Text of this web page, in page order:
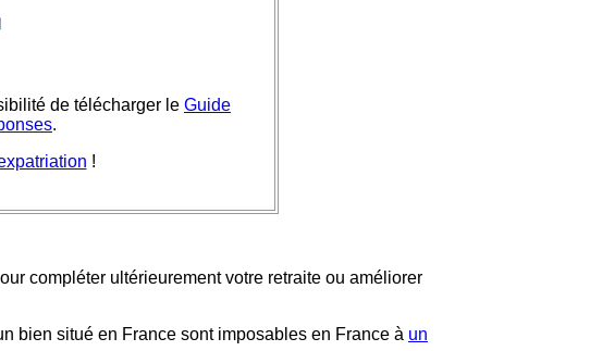
de télécharger le Guide
.
!
compléter ultérieurement votre retraite ou améliorer
bien situé en France sont imposables en France à un